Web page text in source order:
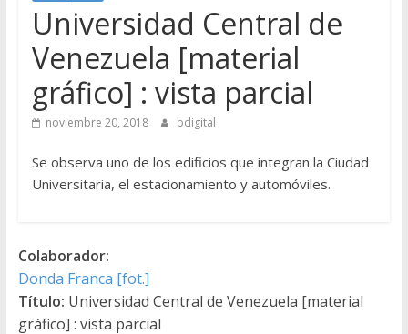
Universidad Central de
Venezuela [material
gráfico] : vista parcial
noviembre 20, 2018 bdigital
Se observa uno de los edificios que integran la Ciudad
Universitaria, el estacionamiento y automóviles.
Colaborador:
Donda Franca [fot.]
Título: Universidad Central de Venezuela [material
gráfico] : vista parcial